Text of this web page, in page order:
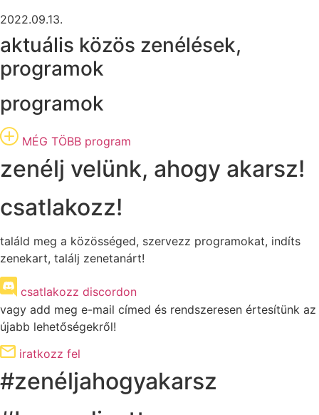
2022.09.13.
aktuális közös zenélések,
programok
programok
MÉG TÖBB program
zenélj velünk, ahogy akarsz!
csatlakozz!
találd meg a közösséged, szervezz programokat, indíts
zenekart, találj zenetanárt!
csatlakozz discordon
vagy add meg e-mail címed és rendszeresen értesítünk az
újabb lehetőségekről!
iratkozz fel
#zenéljahogyakarsz